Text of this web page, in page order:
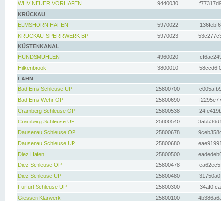
WHV NEUER VORHAFEN
9440030
KRÜCKAU
ELMSHORN HAFEN
5970022
KRÜCKAU-SPERRWERK BP
5970023
KÜSTENKANAL
HUNDSMÜHLEN
4960020
Hilkenbrook
3800010
LAHN
Bad Ems Schleuse UP
25800700
Bad Ems Wehr OP
25800690
Cramberg Schleuse OP
25800538
Cramberg Schleuse UP
25800540
Dausenau Schleuse OP
25800678
Dausenau Schleuse UP
25800680
Diez Hafen
25800500
Diez Schleuse OP
25800478
Diez Schleuse UP
25800480
Fürfurt Schleuse UP
25800300
Giessen Klärwerk
25800100